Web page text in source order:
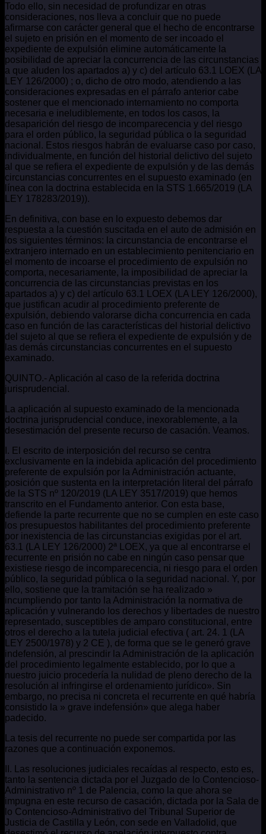
Todo ello, sin necesidad de profundizar en otras
consideraciones, nos lleva a concluir que no puede
afirmarse con carácter general que el hecho de encontrarse
el sujeto en prisión en el momento de ser incoado el
expediente de expulsión elimine automáticamente la
posibilidad de apreciar la concurrencia de las circunstancias
a que aluden los apartados a) y c) del artículo 63.1 LOEX (LA
LEY 126/2000) ; o, dicho de otro modo, atendiendo a las
consideraciones expresadas en el párrafo anterior cabe
sostener que el mencionado internamiento no comporta
necesaria e ineludiblemente, en todos los casos, la
desaparición del riesgo de incomparecencia y del riesgo
para el orden público, la seguridad pública o la seguridad
nacional. Estos riesgos habrán de evaluarse caso por caso,
individualmente, en función del historial delictivo del sujeto
al que se refiera el expediente de expulsión y de las demás
circunstancias concurrentes en el supuesto examinado (en
línea con la doctrina establecida en la STS 1.665/2019 (LA
LEY 178283/2019)).
En definitiva, con base en lo expuesto debemos dar
respuesta a la cuestión suscitada en el auto de admisión en
los siguientes términos: la circunstancia de encontrarse el
extranjero internado en un establecimiento penitenciario en
el momento de incoarse el procedimiento de expulsión no
comporta, necesariamente, la imposibilidad de apreciar la
concurrencia de las circunstancias previstas en los
apartados a) y c) del artículo 63.1 LOEX (LA LEY 126/2000),
que justifican acudir al procedimiento preferente de
expulsión, debiendo valorarse dicha concurrencia en cada
caso en función de las características del historial delictivo
del sujeto al que se refiera el expediente de expulsión y de
las demás circunstancias concurrentes en el supuesto
examinado.
QUINTO.- Aplicación al caso de la referida doctrina
jurisprudencial.
La aplicación al supuesto examinado de la mencionada
doctrina jurisprudencial conduce, inexorablemente, a la
desestimación del presente recurso de casación. Veamos.
I. El escrito de interposición del recurso se centra
exclusivamente en la indebida aplicación del procedimiento
preferente de expulsión por la Administración actuante,
posición que sustenta en la interpretación literal del párrafo
de la STS nº 120/2019 (LA LEY 3517/2019) que hemos
transcrito en el Fundamento anterior. Con esta base,
defiende la parte recurrente que no se cumplen en este caso
los presupuestos habilitantes del procedimiento preferente
por inexistencia de las circunstancias exigidas por el art.
63.1 (LA LEY 126/2000) 2ª LOEX, ya que al encontrarse el
recurrente en prisión no cabe en ningún caso pensar que
existiese riesgo de incomparecencia, ni riesgo para el orden
público, la seguridad pública o la seguridad nacional. Y, por
ello, sostiene que la tramitación se ha realizado »
incumpliendo por tanto la Administración la normativa de
aplicación y vulnerando los derechos y libertades de nuestro
representado, susceptibles de amparo constitucional, entre
otros el derecho a la tutela judicial efectiva ( art. 24. 1 (LA
LEY 2500/1978) y 2 CE ), de forma que se le generó grave
indefensión, al prescindir la Administración de la aplicación
del procedimiento legalmente establecido, por lo que a
nuestro juicio procedería la nulidad de pleno derecho de la
resolución al infringirse el ordenamiento jurídico». Sin
embargo, no precisa ni concreta el recurrente en qué habría
consistido la » grave indefensión» que alega haber
padecido.
La tesis del recurrente no puede ser compartida por las
razones que a continuación exponemos.
II. Las resoluciones judiciales recaídas al respecto, esto es,
tanto la sentencia dictada por el Juzgado de lo Contencioso-
Administrativo nº 1 de Palencia, como la que ahora se
impugna en este recurso de casación, dictada por la Sala de
lo Contencioso-Administrativo del Tribunal Superior de
Justicia de Castilla y León, con sede en Valladolid, que